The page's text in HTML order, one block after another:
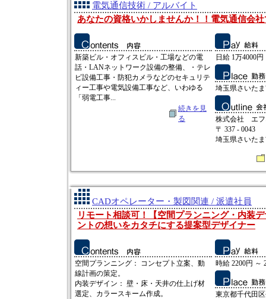
電気通信技術 / アルバイト
あなたの資格いかしませんか！！電気通信会
新築ビル・オフィスビル・工場などの電
話・LANネットワーク設備の整備、・テレ
ビ設備工事・防犯カメラなどのセキュリテ
ィー工事や電気設備工事など、いわゆる
「弱電工事...
続きを見
る
日給 1万4000
埼玉県さいた
株式会社 エフ
〒 337 - 0043
埼玉県さいた
CADオペレーター・製図関連 / 派遣社員
リモート相談可！【空間プランニング・内装
ントの想いをカタチにする提案型デザイナー
空間プランニング： コンセプト立案、動
線計画の策定。
内装デザイン： 壁・床・天井の仕上げ材
選定、カラースキーム作成。
時給 2200円 ～
東京都千代田